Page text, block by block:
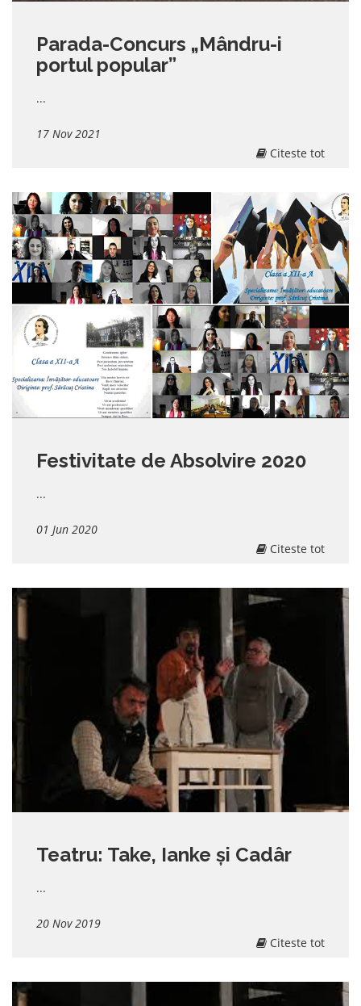
Parada-Concurs „Mândru-i
portul popular”
...
17 Nov 2021
Citeste tot
Festivitate de Absolvire 2020
...
01 Jun 2020
Citeste tot
Teatru: Take, Ianke și Cadâr
...
20 Nov 2019
Citeste tot